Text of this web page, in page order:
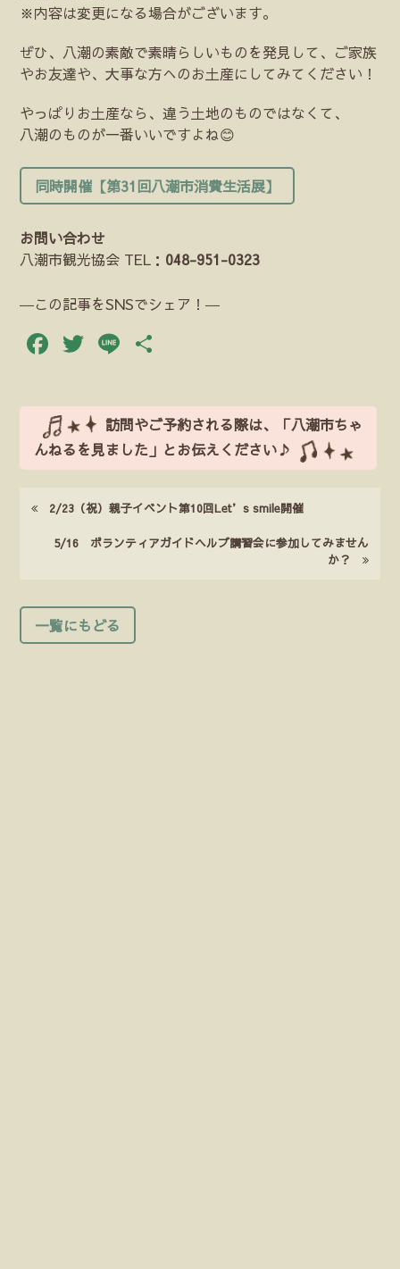
※内容は変更になる場合がございます。
ぜひ、八潮の素敵で素晴らしいものを発見して、ご家族
やお友達や、大事な方へのお土産にしてみてください！
やっぱりお土産なら、違う土地のものではなくて、
八潮のものが一番いいですよね😊
同時開催【第31回八潮市消費生活展】
お問い合わせ
八潮市観光協会 TEL： 048-951-0323
―この記事をSNSでシェア！―
Facebook
Twitter
Line
訪問やご予約される際は、「八潮市ちゃ
んねるを見ました」とお伝えください♪
2/23（祝）親子イベント第10回Let’s smile開催
5/16 ボランティアガイドヘルプ講習会に参加してみません
か？
一覧にもどる